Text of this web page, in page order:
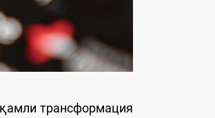
трансформация